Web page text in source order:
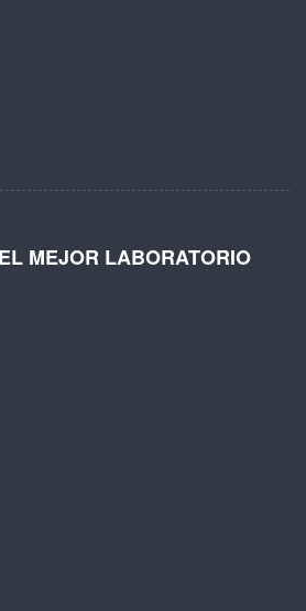
MEJOR LABORATORIO